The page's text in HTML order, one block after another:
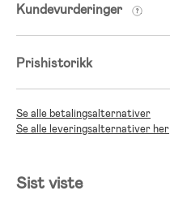
Kundevurderinger
Prishistorikk
Se alle betalingsalternativer
Se alle leveringsalternativer her
Sist viste